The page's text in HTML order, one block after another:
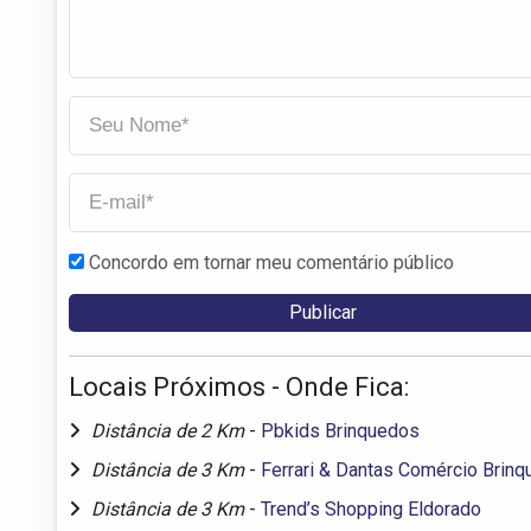
Concordo em tornar meu comentário público
Locais Próximos - Onde Fica:
Distância de 2 Km - Pbkids Brinquedos
Distância de 3 Km - Ferrari & Dantas Comércio
Distância de 3 Km - Trend’s Shopping Eldorado